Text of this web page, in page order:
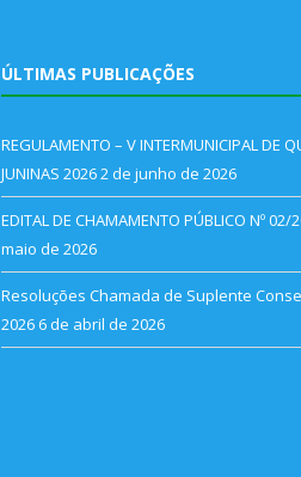
ÚLTIMAS PUBLICAÇÕES
REGULAMENTO – V INTERMUNICIPAL DE
JUNINAS 20262 de junho de 2026
EDITAL DE CHAMAMENTO PÚBLICO Nº 02/
maio de 2026
Resoluções Chamada de Suplente
2026 6 de abril de 2026